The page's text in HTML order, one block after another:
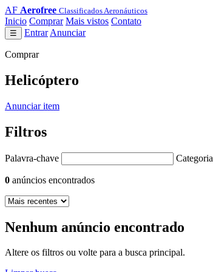
AF Aerofree Classificados Aeronáuticos
Inicio Comprar Mais vistos Contato
☰ Entrar Anunciar
Comprar
Helicóptero
Anunciar item
Filtros
Palavra-chave Categoria
0 anúncios encontrados
Nenhum anúncio encontrado
Altere os filtros ou volte para a busca principal.